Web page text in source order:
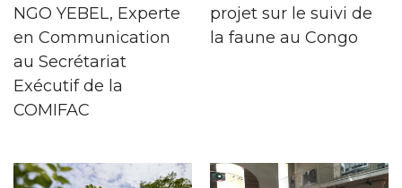
NGO YEBEL, Experte
en Communication
au Secrétariat
Exécutif de la
COMIFAC
projet sur le suivi de
la faune au Congo